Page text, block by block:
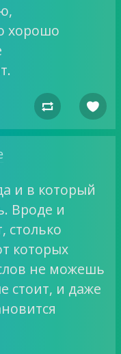
хорошо
 
и в который
Вроде и
столько
которых
не можешь
стоит, и даже